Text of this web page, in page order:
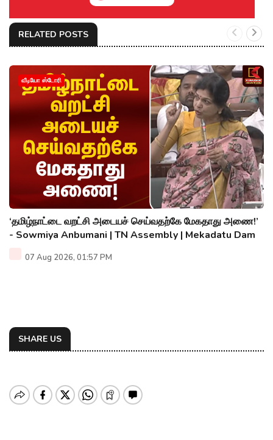
RELATED POSTS
வீடியோ ஸ்டோரி
‘தமிழ்நாட்டை வறட்சி அடையச் செய்வதற்கே மேகதாது அணை!’
- Sowmiya Anbumani | TN Assembly | Mekadatu Dam
07 Aug 2026, 01:57 PM
SHARE US